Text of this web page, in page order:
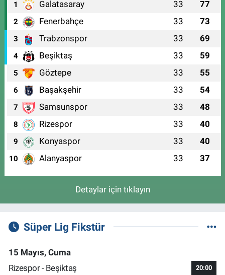
1 Galatasaray 33 77
2 Fenerbahçe 33 73
3 Trabzonspor 33 69
4 Beşiktaş 33 59
5 Göztepe 33 55
6 Başakşehir 33 54
7 Samsunspor 33 48
8 Rizespor 33 40
9 Konyaspor 33 40
10 Alanyaspor 33 37
Detaylar için tıklayın
Süper Lig Fikstür
15 Mayıs, Cuma
Rizespor - Beşiktaş
20:00